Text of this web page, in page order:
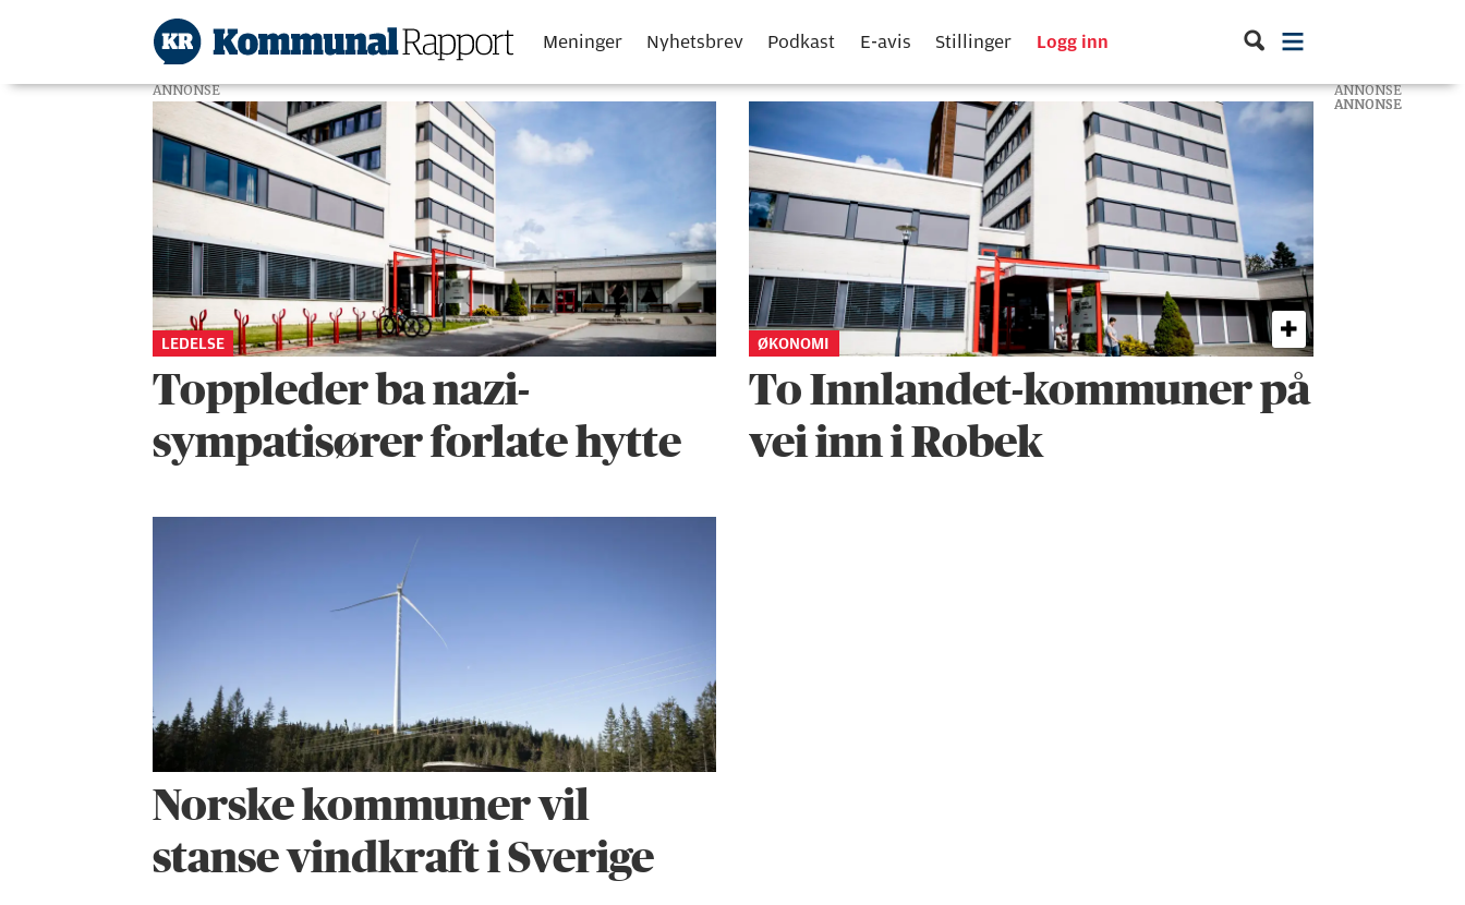
Meninger Nyhetsbrev Podkast E-avis Stillinger Logg inn
eidskog
ANNONSE
LEDELSE
Toppleder ba nazi-
sympatisører forlate hytte
ØKONOMI
To Innlandet-kommuner på
vei inn i Robek
Norske kommuner vil
stanse vindkraft i Sverige
ANNONSE
ANNONSE
ANNONSE